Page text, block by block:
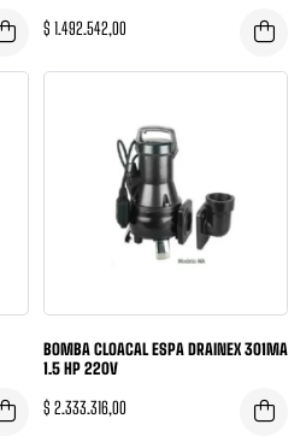
$ 1.492.542,00
BOMBA CLOACAL ESPA DRAINEX 301MA
1.5 HP 220V
$ 2.333.316,00